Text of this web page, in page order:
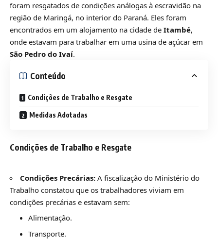
foram resgatados de condições análogas à escravidão na
região de Maringá, no interior do Paraná. Eles foram
encontrados em um alojamento na cidade de Itambé,
onde estavam para trabalhar em uma usina de açúcar em
São Pedro do Ivaí.
Conteúdo
Condições de Trabalho e Resgate
Medidas Adotadas
Condições de Trabalho e Resgate
Condições Precárias: A fiscalização do Ministério do
Trabalho constatou que os trabalhadores viviam em
condições precárias e estavam sem:
Alimentação.
Transporte.